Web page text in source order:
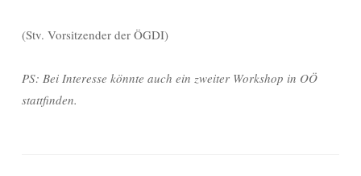
(Stv. Vorsitzender der ÖGDI)
PS: Bei Interesse könnte auch ein zweiter Workshop in OÖ
stattfinden.